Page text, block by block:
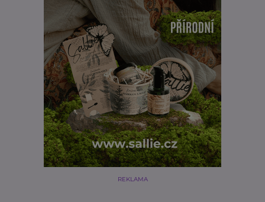
REKLAMA